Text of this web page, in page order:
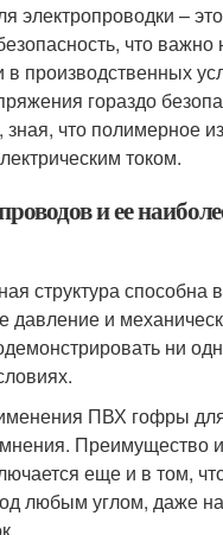
электропроводки –
что
в производственных
гораздо
зная, что полимерное
током.
и ее
структура способна
давление и
ни
ПВХ гофры
Преимущество
еще и в том,
любым углом, даже